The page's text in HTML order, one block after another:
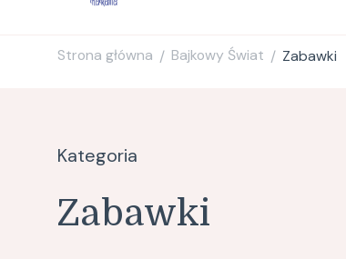
Strona główna / Bajkowy Świat / Zabawki
Kategoria
Zabawki